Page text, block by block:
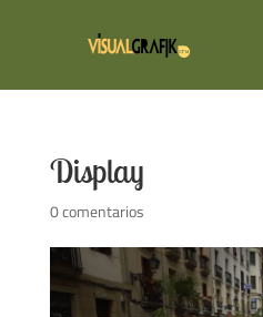
Display
0 comentarios